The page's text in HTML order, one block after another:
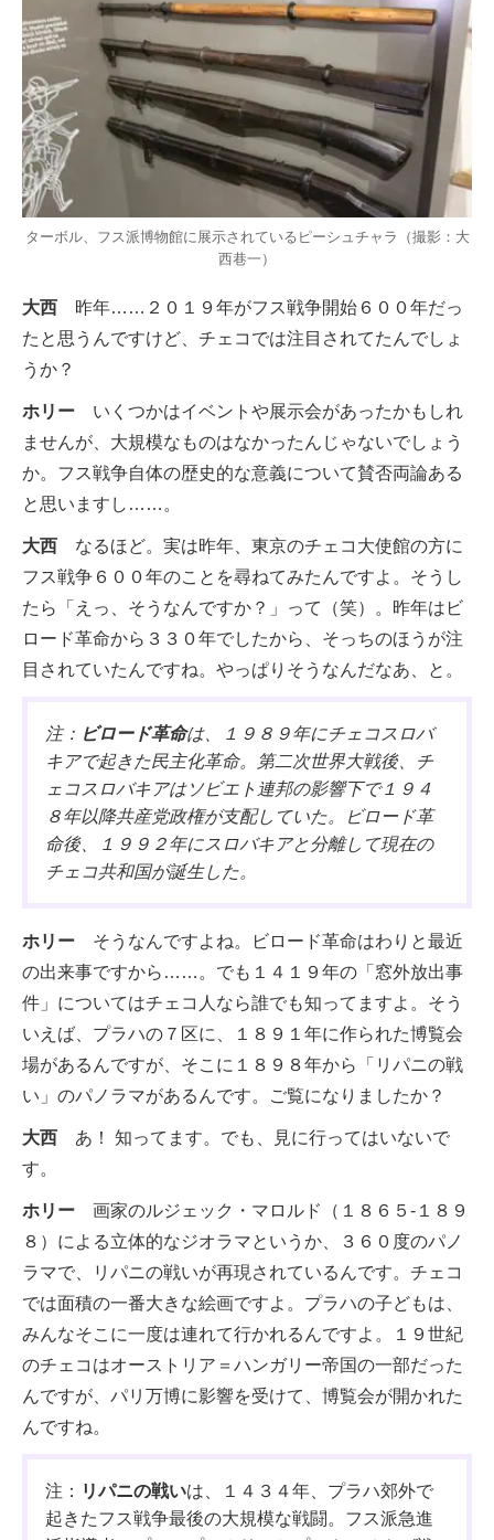
ターボル、フス派博物館に展示されているピーシュチャラ（撮影：大
西巷一）
大西 昨年……２０１９年がフス戦争開始６００年だっ
たと思うんですけど、チェコでは注目されてたんでしょ
うか？
ホリー いくつかはイベントや展示会があったかもしれ
ませんが、大規模なものはなかったんじゃないでしょう
か。フス戦争自体の歴史的な意義について賛否両論ある
と思いますし……。
大西 なるほど。実は昨年、東京のチェコ大使館の方に
フス戦争６００年のことを尋ねてみたんですよ。そうし
たら「えっ、そうなんですか？」って（笑）。昨年はビ
ロード革命から３３０年でしたから、そっちのほうが注
目されていたんですね。やっぱりそうなんだなあ、と。
注： ビロード革命は、１９８９年にチェコスロバ
キアで起きた民主化革命。第二次世界大戦後、チ
ェコスロバキアはソビエト連邦の影響下で１９４
８年以降共産党政権が支配していた。ビロード革
命後、１９９２年にスロバキアと分離して現在の
チェコ共和国が誕生した。
ホリー そうなんですよね。ビロード革命はわりと最近
の出来事ですから……。でも１４１９年の「窓外放出事
件」についてはチェコ人なら誰でも知ってますよ。そう
いえば、プラハの７区に、１８９１年に作られた博覧会
場があるんですが、そこに１８９８年から「リパニの戦
い」のパノラマがあるんです。ご覧になりましたか？
大西 あ！ 知ってます。でも、見に行ってはいないで
す。
ホリー 画家のルジェック・マロルド（１８６５-１８９
８）による立体的なジオラマというか、３６０度のパノ
ラマで、リパニの戦いが再現されているんです。チェコ
では面積の一番大きな絵画ですよ。プラハの子どもは、
みんなそこに一度は連れて行かれるんですよ。１９世紀
のチェコはオーストリア＝ハンガリー帝国の一部だった
んですが、パリ万博に影響を受けて、博覧会が開かれた
んですね。
注： リパニの戦いは、１４３４年、プラハ郊外で
起きたフス戦争最後の大規模な戦闘。フス派急進